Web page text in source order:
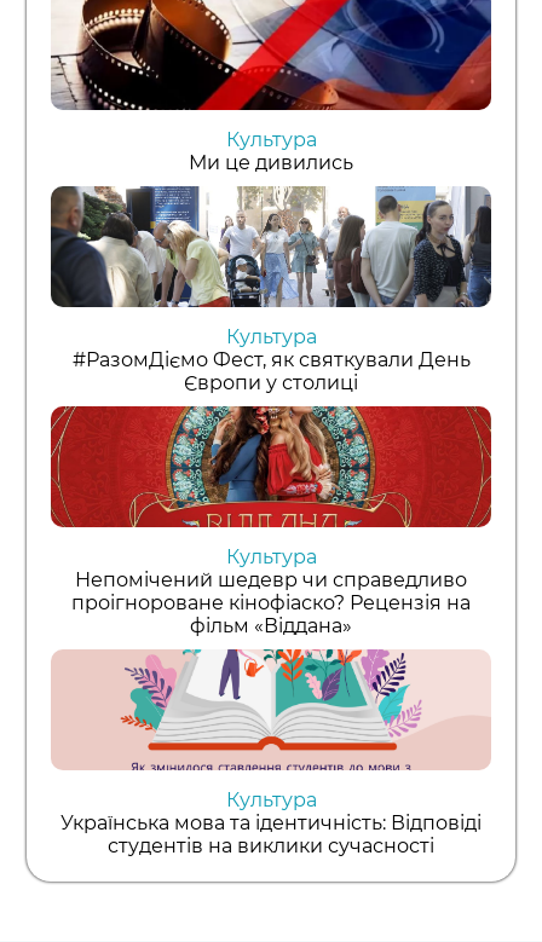
Культура
Ми це дивились
Культура
#РазомДіємо Фест, як святкували День
Європи у столиці
Культура
Непомічений шедевр чи справедливо
проігнороване кінофіаско? Рецензія на
фільм «Віддана»
Культура
Українська мова та ідентичність: Відповіді
студентів на виклики сучасності